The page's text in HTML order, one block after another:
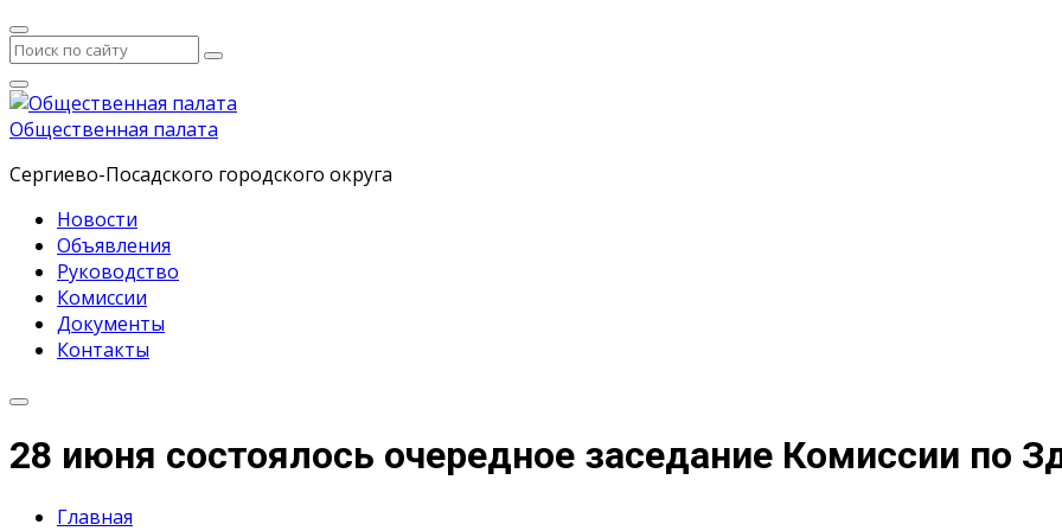
Общественная палата
Сергиево-Посадского городского округа
Новости
Объявления
Руководство
Комиссии
Документы
Контакты
28 июня состоялось очередное заседание Комиссии по
Главная